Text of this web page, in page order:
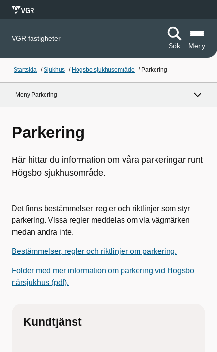
VGR fastigheter
Sök
Meny
Startsida /Sjukhus / Högsbo sjukhusområde / Parkering
Meny Parkering
Parkering
Här hittar du information om våra parkeringar runt
Högsbo sjukhusområde.
Det finns bestämmelser, regler och riktlinjer som styr
parkering. Vissa regler meddelas om via vägmärken
medan andra inte.
Bestämmelser, regler och riktlinjer om parkering.
Folder med mer information om parkering vid Högsbo
närsjukhus (pdf).
Kundtjänst